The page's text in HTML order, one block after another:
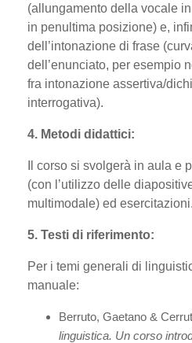
(allungamento della vocale
in penultima posizione) e,
dell’intonazione di frase
dell’enunciato, per esempio
fra intonazione assertiva/
interrogativa).
4. Metodi didattici:
Il corso si svolgerà in aula e
(con l’utilizzo delle
multimodale) ed esercitazioni.
5. Testi di riferimento:
Per i temi generali di
manuale:
Berruto, Gaetano &
linguistica. Un corso